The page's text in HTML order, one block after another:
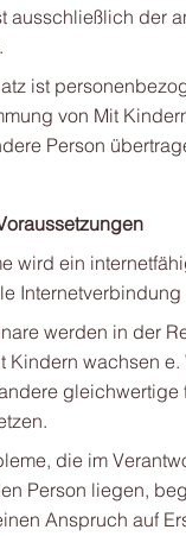
ausschließlich der
ist
von Mit
Person
wird ein
Internetverbindung
werden in der
Kindern wachsen e.
gleichwertige
die im
Person liegen,
Anspruch auf